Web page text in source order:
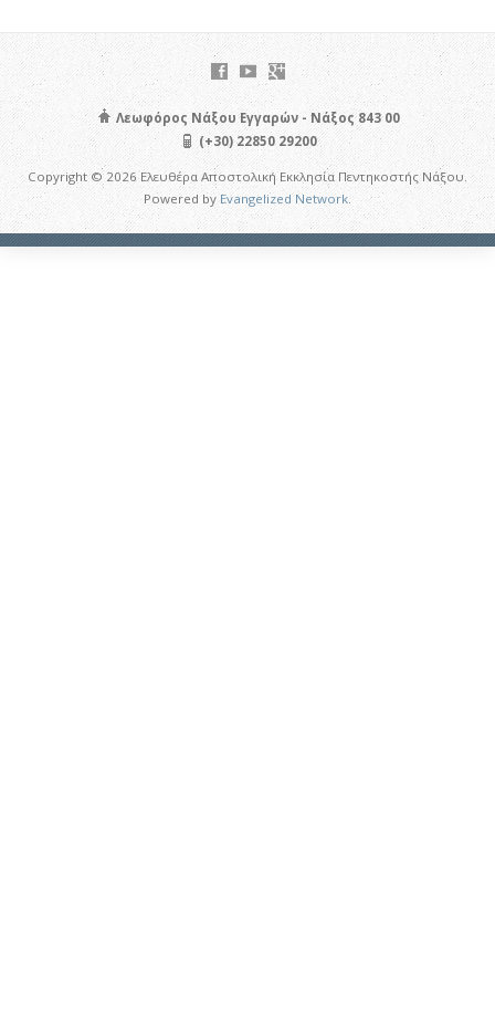
Λεωφόρος Νάξου Εγγαρών - Νάξος 843 00
(+30) 22850 29200
Copyright © 2026 Ελευθέρα Αποστολική Εκκλησία Πεντηκοστής Νάξου.
Powered byEvangelized Network.